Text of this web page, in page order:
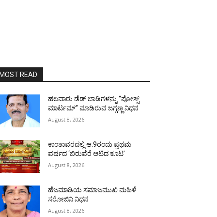
READ
ಹಲವಾರು ಡೆಡ್ ಬಾಡಿಗಳನ್ನು “ಪೋಸ್ಟ್
ಮಾರ್ಟಮ್” ಮಾಡಿರುವ ಜಗ್ಗಣ್ಣ ನಿಧನ
August 8, 2026
ಕಾಂತಾವರದಲ್ಲಿ ಆ.9ರಂದು ಪ್ರಥಮ
ವರ್ಷದ ‘ಬಿರುವೆರೆ ಆಟಿದ ಕೂಟ’
August 8, 2026
ಹೆಜಮಾಡಿಯ ಸಮಾಜಮುಖಿ ಮಹಿಳೆ
ಸರೋಜಿನಿ ನಿಧನ
August 8, 2026